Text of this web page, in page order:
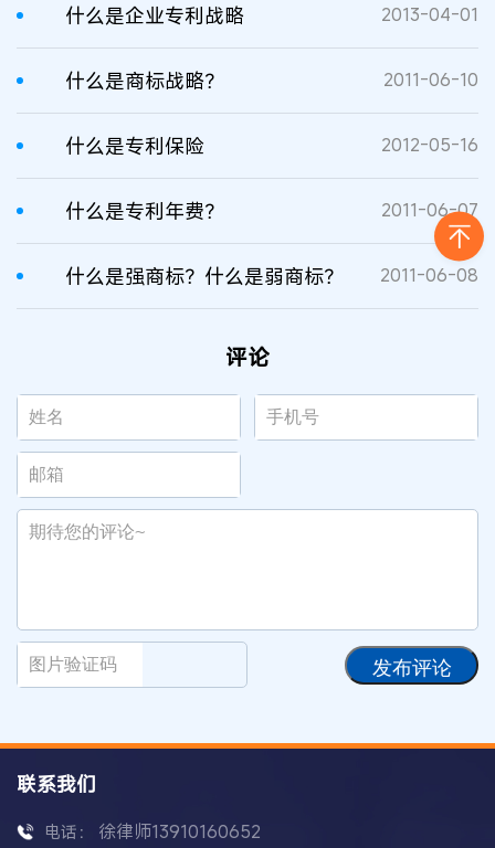
什么是企业专利战略 2013-04-01
什么是商标战略？ 2011-06-10
什么是专利保险 2012-05-16
什么是专利年费？ 2011-06-07
什么是强商标？什么是弱商标？ 2011-06-08
评论
发布评论
联系我们
电话： 徐律师13910160652